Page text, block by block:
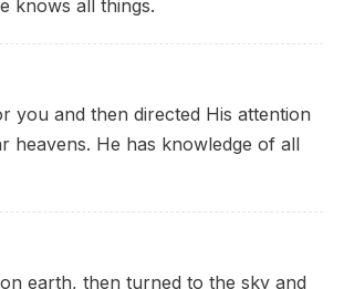
knows all things.
you and then directed His attention
heavens. He has knowledge of all
earth, then turned to the sky and